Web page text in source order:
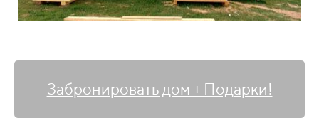
Забронировать дом + Подарки!